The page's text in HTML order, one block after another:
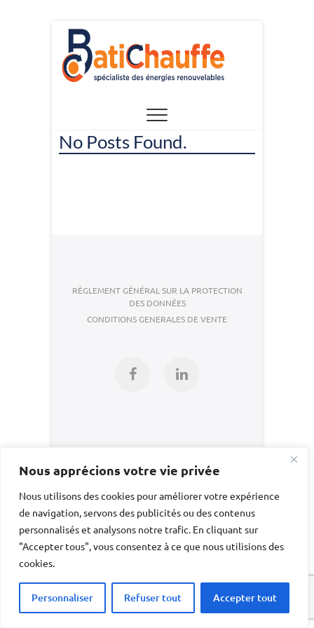
Nous apprécions votre vie privée
Nous utilisons des cookies pour améliorer votre expérience
de navigation, servons des publicités ou des contenus
personnalisés et analysons notre trafic. En cliquant sur
"Accepter tous", vous consentez à ce que nous utilisions des
cookies.
Personnaliser Refuser tout Accepter tout
Skip
content
No Posts Found.
RÈGLEMENT GÉNÉRAL SUR LA PROTECTION
DES DONNÉES
CONDITIONS GENERALES DE VENTE
FacebookLinkedIn